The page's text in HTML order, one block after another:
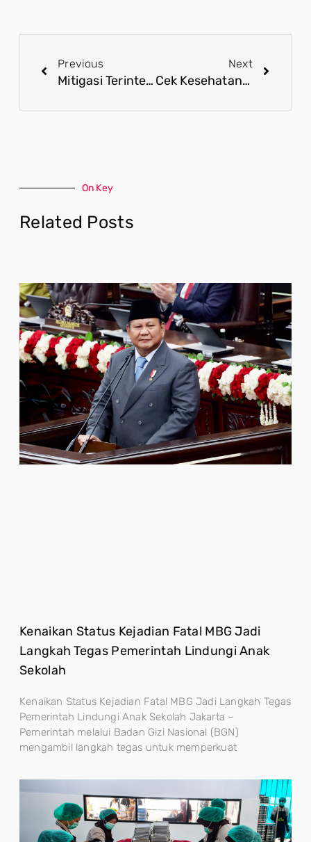
Previous
Mitigasi Terintegrasi Pemerintah Terhadap Fluktuasi Rupiah
Next
Cek Kesehatan Gratis Dorong Transformasi Layanan Kesehatan yang Lebih Preventif
On Key
Related Posts
Kenaikan Status Kejadian Fatal MBG Jadi
Langkah Tegas Pemerintah Lindungi Anak
Sekolah
Kenaikan Status Kejadian Fatal MBG Jadi Langkah Tegas
Pemerintah Lindungi Anak Sekolah Jakarta –
Pemerintah melalui Badan Gizi Nasional (BGN)
mengambil langkah tegas untuk memperkuat